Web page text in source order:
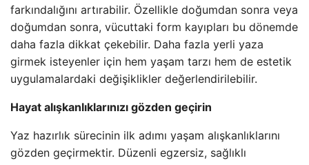
farkındalığını artırabilir. Özellikle doğumdan sonra veya
doğumdan sonra, vücuttaki form kayıpları bu dönemde
daha fazla dikkat çekebilir. Daha fazla yerli yaza
girmek isteyenler için hem yaşam tarzı hem de estetik
uygulamalardaki değişiklikler değerlendirilebilir.
Hayat alışkanlıklarınızı gözden geçirin
Yaz hazırlık sürecinin ilk adımı yaşam alışkanlıklarını
gözden geçirmektir. Düzenli egzersiz, sağlıklı